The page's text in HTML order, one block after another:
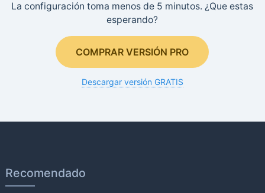
La configuración toma menos de 5 minutos. ¿Que estas
esperando?
COMPRAR VERSIÓN PRO
Descargar versión GRATIS
Recomendado